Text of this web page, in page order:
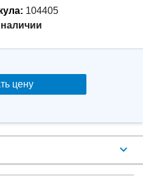
104405
цену